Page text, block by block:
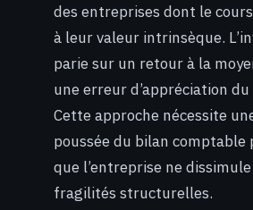
des entreprises dont le
à leur valeur intrinsèque.
parie sur un retour à la
une erreur d’appréciation
Cette approche nécessite
poussée du bilan comptable
que l’entreprise ne
fragilités structurelles.